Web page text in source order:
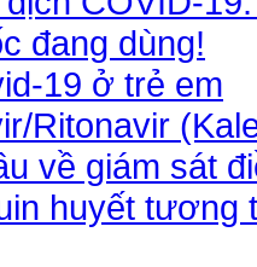
đang dùng!
19 ở trẻ em
Ritonavir
về giám sát
huyết tương